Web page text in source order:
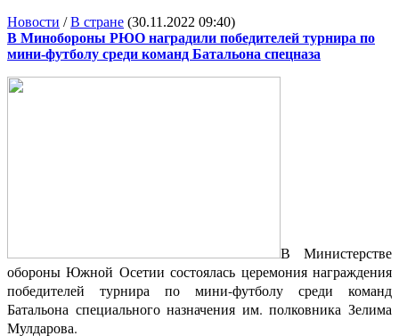
Новости /В стране (30.11.2022 09:40)
В Минобороны РЮО наградили победителей турнира по
мини-футболу среди команд Батальона спецназа
В Министерстве
обороны Южной Осетии состоялась церемония награждения
победителей турнира по мини-футболу среди команд
Батальона специального назначения им. полковника Зелима
Мулдарова.